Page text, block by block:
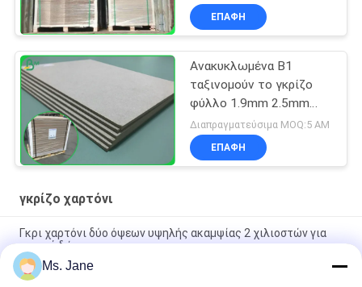
δαχτυλιδιών
ΕΠΑΦΉ
Ανακυκλωμένα B1
ταξινομούν το γκρίζο
φύλλο 1.9mm 2.5mm
χαρτονιού πυκνά με το
σχήμα 70*100cm
Διαπραγματεύσιμα MOQ:5 ΑΜ
ΕΠΑΦΉ
γκρίζο χαρτόνι
Γκρι χαρτόνι δύο όψεων υψηλής ακαμψίας 2 χιλιοστών για
κουτιά δώρων
Όλο μπλε χρώμα παζλ από χαρτόνι 1.5mm μπλε παζλ από
Ms. Jane